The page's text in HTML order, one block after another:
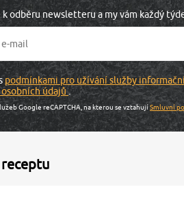
odběru newsletteru a my vám každý
podmínkami pro užívání služby
údajů.
Google reCAPTCHA, na kterou se vztahujíSmluvní